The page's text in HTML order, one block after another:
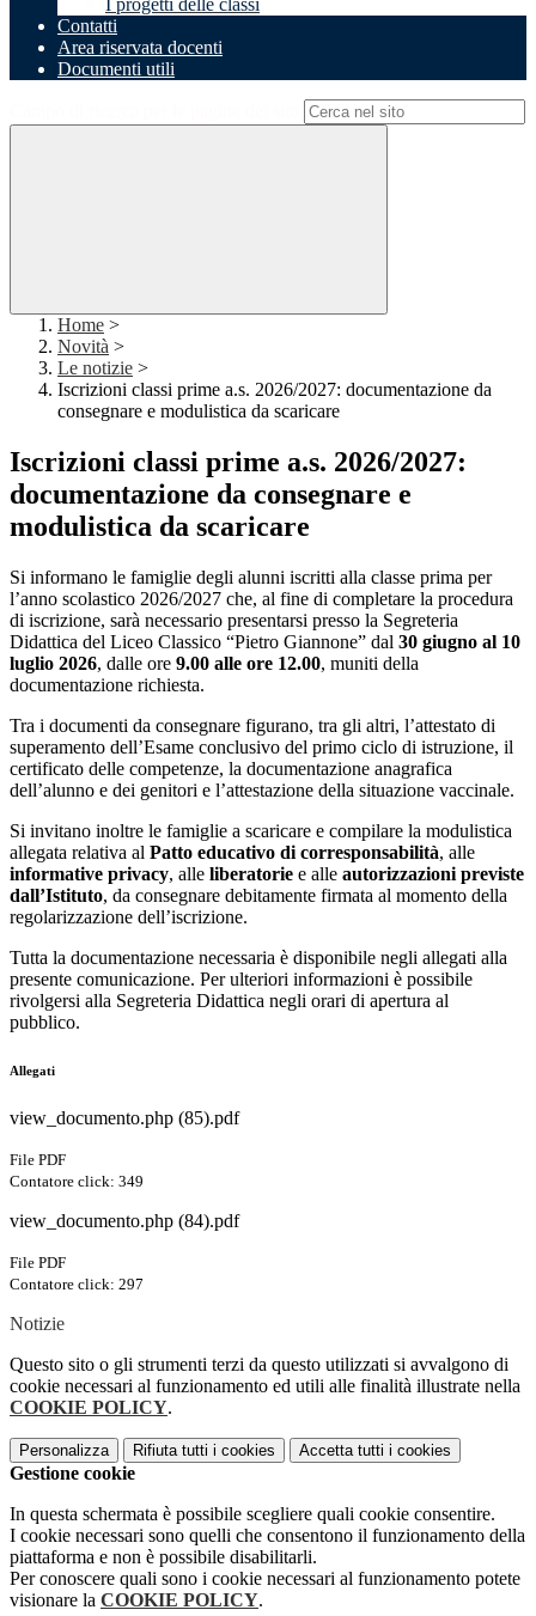
I progetti delle classi
Contatti
Area riservata docenti
Documenti utili
Home >
Novità >
Le notizie >
Iscrizioni classi prime a.s. 2026/2027: documentazione da
consegnare e modulistica da scaricare
Iscrizioni classi prime a.s. 2026/2027:
documentazione da consegnare e
modulistica da scaricare
Si informano le famiglie degli alunni iscritti alla classe prima per
l’anno scolastico 2026/2027 che, al fine di completare la procedura
di iscrizione, sarà necessario presentarsi presso la Segreteria
Didattica del Liceo Classico “Pietro Giannone” dal 30 giugno al 10
luglio 2026, dalle ore 9.00 alle ore 12.00, muniti della
documentazione richiesta.
Tra i documenti da consegnare figurano, tra gli altri, l’attestato di
superamento dell’Esame conclusivo del primo ciclo di istruzione, il
certificato delle competenze, la documentazione anagrafica
dell’alunno e dei genitori e l’attestazione della situazione vaccinale.
Si invitano inoltre le famiglie a scaricare e compilare la modulistica
allegata relativa al Patto educativo di corresponsabilità, alle
informative privacy, alle liberatorie e alle autorizzazioni previste
dall’Istituto, da consegnare debitamente firmata al momento della
regolarizzazione dell’iscrizione.
Tutta la documentazione necessaria è disponibile negli allegati alla
presente comunicazione. Per ulteriori informazioni è possibile
rivolgersi alla Segreteria Didattica negli orari di apertura al
pubblico.
Allegati
view_documento.php (85).pdf
File PDF
Contatore click: 349
view_documento.php (84).pdf
File PDF
Contatore click: 297
Notizie
Questo sito o gli strumenti terzi da questo utilizzati si avvalgono di
cookie necessari al funzionamento ed utili alle finalità illustrate nella
COOKIE POLICY.
Personalizza Rifiuta tutti i cookies Accetta tutti i cookies
Gestione cookie
In questa schermata è possibile scegliere quali cookie consentire.
I cookie necessari sono quelli che consentono il funzionamento della
piattaforma e non è possibile disabilitarli.
Per conoscere quali sono i cookie necessari al funzionamento potete
visionare la COOKIE POLICY.